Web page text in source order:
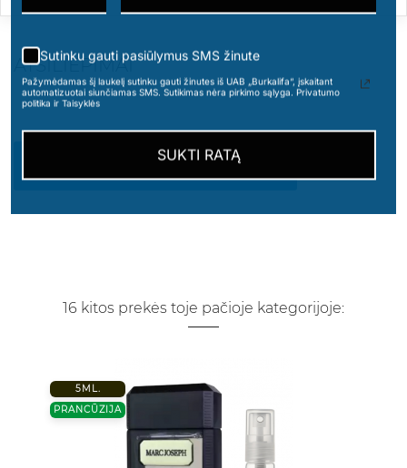
ATSILIEPIMAI
PARAŠYKITE SAVO ATSILIEPIMĄ
16 kitos prekės toje pačioje kategorijoje:
5ML.
PRANCŪZIJA
Sutinku gauti pasiūlymus SMS žinute
Pažymėdamas šį laukelį sutinku gauti žinutes iš UAB „Burkalifa“, įskaitant
automatizuotai siunčiamas SMS. Sutikimas nėra pirkimo sąlyga. Privatumo
politika ir Taisyklės
SUKTI RATĄ